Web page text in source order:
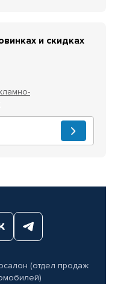
и скидках
(отдел продаж